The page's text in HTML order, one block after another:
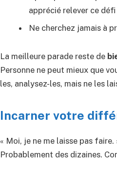
apprécié relever ce défi
Ne cherchez jamais à
La meilleure parade reste de
Personne ne peut mieux que
les, analysez-les, mais ne les
Incarner votre
« Moi, je ne me laisse pas
Probablement des dizaines.